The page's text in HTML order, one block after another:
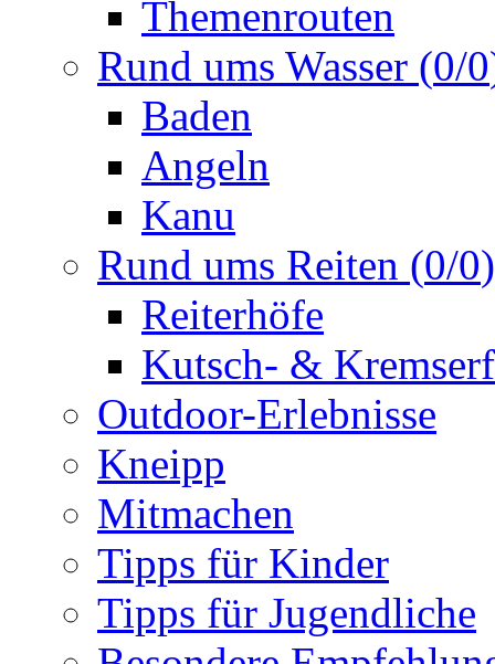
Themenrouten
Rund ums Wasser (0/0
Baden
Angeln
Kanu
Rund ums Reiten (0/0)
Reiterhöfe
Kutsch- &
Outdoor-Erlebnisse
Kneipp
Mitmachen
Tipps für Kinder
Tipps für Jugendliche